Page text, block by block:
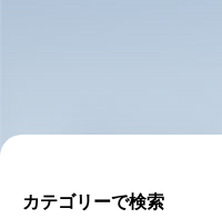
カテゴリーで検索